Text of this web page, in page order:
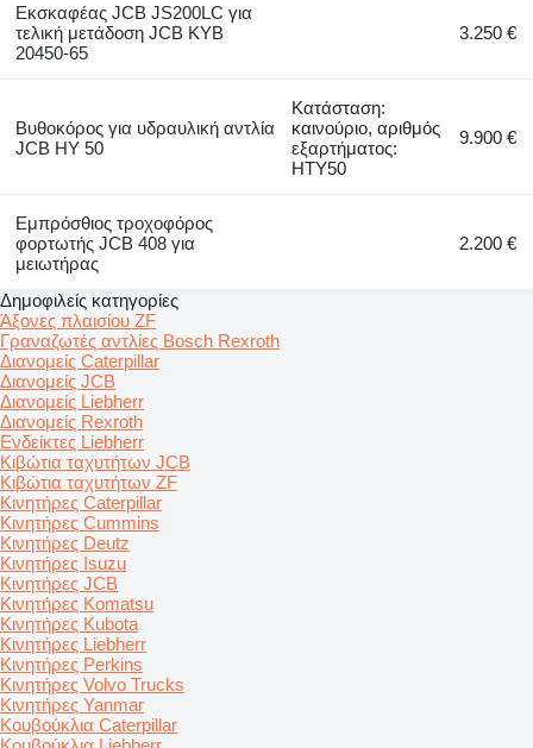
Εκσκαφέας JCB JS200LC για
τελική μετάδοση JCB KYB
20450-65
3.250 €
Βυθοκόρος για υδραυλική αντλία
JCB HY 50
Κατάσταση:
καινούριο, αριθμός
εξαρτήματος:
HTY50
9.900 €
Εμπρόσθιος τροχοφόρος
φορτωτής JCB 408 για
μειωτήρας
2.200 €
Δημοφιλείς κατηγορίες
Άξονες πλαισίου ZF
Γραναζωτές αντλίες Bosch Rexroth
Διανομείς Caterpillar
Διανομείς JCB
Διανομείς Liebherr
Διανομείς Rexroth
Ενδείκτες Liebherr
Κιβώτια ταχυτήτων JCB
Κιβώτια ταχυτήτων ZF
Κινητήρες Caterpillar
Κινητήρες Cummins
Κινητήρες Deutz
Κινητήρες Isuzu
Κινητήρες JCB
Κινητήρες Komatsu
Κινητήρες Kubota
Κινητήρες Liebherr
Κινητήρες Perkins
Κινητήρες Volvo Trucks
Κινητήρες Yanmar
Κουβούκλια Caterpillar